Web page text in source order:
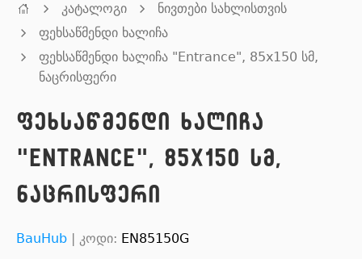
კატალოგი
ნივთები სახლისთვის
ფეხსაწმენდი ხალიჩა
ფეხსაწმენდი ხალიჩა "Entrance", 85x150 სმ,
ნაცრისფერი
ფეხსაწმენდი ხალიჩა
"Entrance", 85x150 სმ,
ნაცრისფერი
BauHub | კოდი: EN85150G